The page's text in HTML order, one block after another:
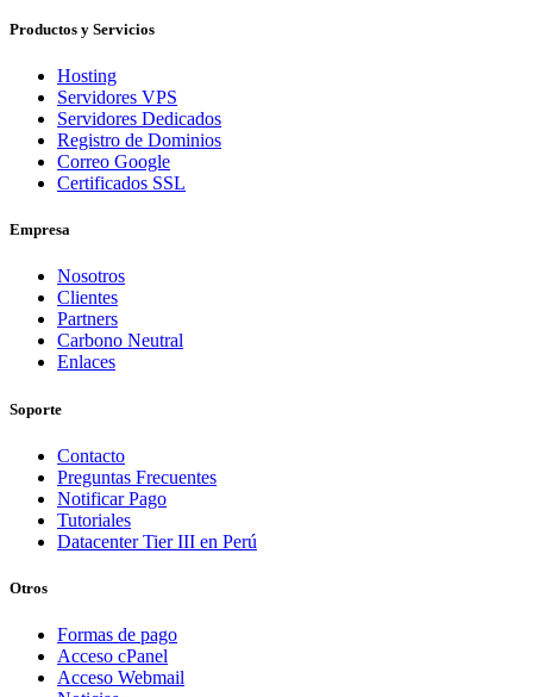
Productos y Servicios
Hosting
Servidores VPS
Servidores Dedicados
Registro de Dominios
Correo Google
Certificados SSL
Empresa
Nosotros
Clientes
Partners
Carbono Neutral
Enlaces
Soporte
Contacto
Preguntas Frecuentes
Notificar Pago
Tutoriales
Datacenter Tier III en Perú
Otros
Formas de pago
Acceso cPanel
Acceso Webmail